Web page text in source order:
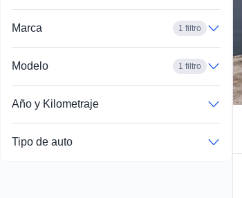
Busca por año
Marca 1 filtro
Modelo 1 filtro
Año y Kilometraje
Tipo de auto